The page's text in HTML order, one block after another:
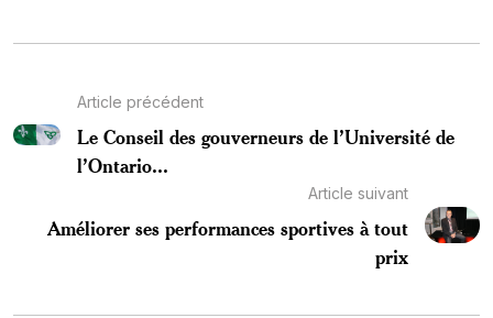
Article précédent
Le Conseil des gouverneurs de l’Université de
l’Ontario...
Article suivant
Améliorer ses performances sportives à tout
prix